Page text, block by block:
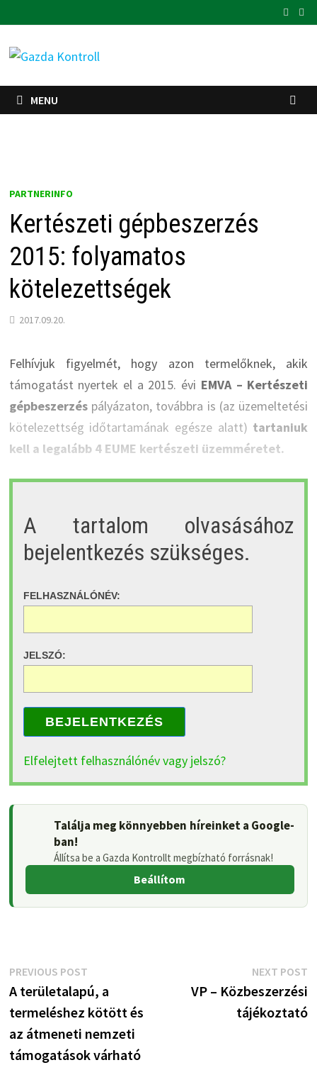
to
content
MENU
PARTNERINFO
Kertészeti gépbeszerzés
2015: folyamatos
kötelezettségek
2017.09.20.
Felhívjuk figyelmét, hogy azon termelőknek, akik
támogatást nyertek el a 2015. évi EMVA – Kertészeti
gépbeszerzéspályázaton, továbbra is (az üzemeltetési
kötelezettség időtartamának egésze alatt) tartaniuk
kell a legalább 4 EUME kertészeti üzemméretet.
A tartalom olvasásához
bejelentkezés szükséges.
FELHASZNÁLÓNÉV:
JELSZÓ:
BEJELENTKEZÉS
Elfelejtett felhasználónév vagy jelszó?
Találja meg könnyebben híreinket a Google-
ban!
Állítsa be a Gazda Kontrollt megbízható forrásnak!
Beállítom
Bejegyzés
navigáció
PREVIOUS POSTPrevious
post:
A területalapú, a
termeléshez kötött és
az átmeneti nemzeti
támogatások várható
NEXT POST
VP – Közbeszerzési
tájékoztató